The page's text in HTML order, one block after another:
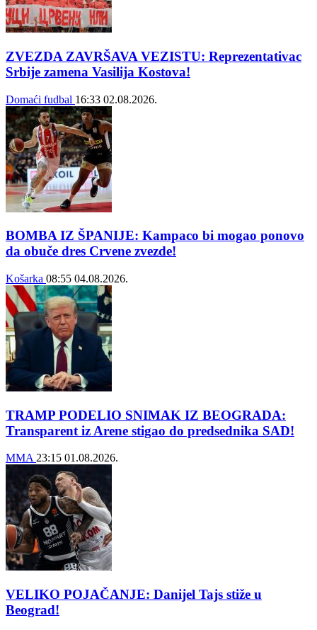
ZVEZDA ZAVRŠAVA VEZISTU: Reprezentativac
Srbije zamena Vasilija Kostova!
Domaći fudbal 16:33 02.08.2026.
BOMBA IZ ŠPANIJE: Kampaco bi mogao ponovo
da obuče dres Crvene zvezde!
Košarka 08:55 04.08.2026.
TRAMP PODELIO SNIMAK IZ BEOGRADA:
Transparent iz Arene stigao do predsednika SAD!
MMA23:15 01.08.2026.
VELIKO POJAČANJE: Danijel Tajs stiže u
Beograd!